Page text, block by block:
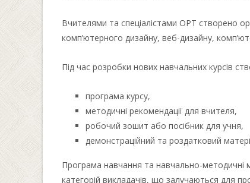
Вчителями та спеціалістами ОРТ створено
комп’ютерного дизайну, веб-дизайну,
Під час розробки нових навчальних курсів
програма курсу,
методичні рекомендації для вчителя,
робочий зошит або посібник для учня,
демонстраційний та роздатковий
Програма навчання та навчально-методичні
категорій викладачів, що залучаються для